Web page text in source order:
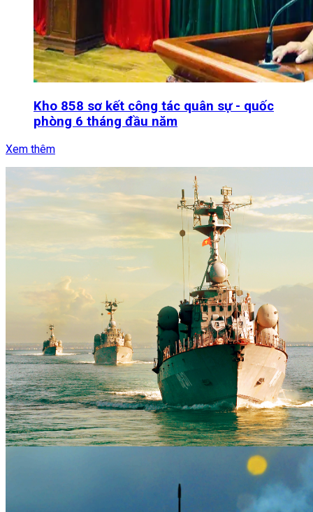
Kho 858 sơ kết công tác quân sự - quốc
phòng 6 tháng đầu năm
Xem thêm